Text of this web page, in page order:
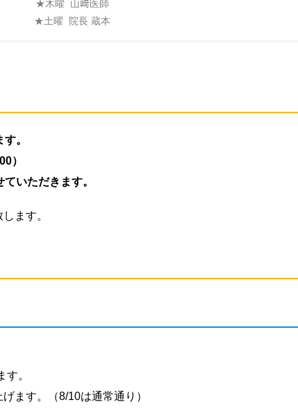
★木曜 山﨑医師
★土曜 院長 蔵本
。
）
いただきます。
ます。
。
ます。（8/10は通常通り）